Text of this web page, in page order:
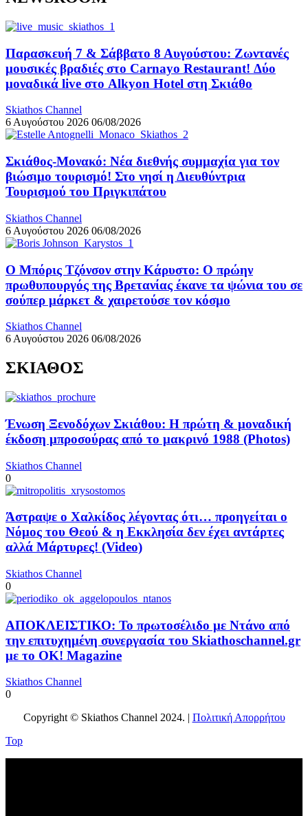
Παρασκευή 7 & Σάββατο 8 Αυγούστου: Ζωντανές
μουσικές βραδιές στο Carnayo Restaurant! Δύο
μοναδικά live στο Alkyon Hotel στη Σκιάθο
Skiathos Channel
6 Αυγούστου 2026 06/08/2026
Σκιάθος-Μονακό: Νέα διεθνής συμμαχία για τον
βιώσιμο τουρισμό! Στο νησί η Διευθύντρια
Τουρισμού του Πριγκιπάτου
Skiathos Channel
6 Αυγούστου 2026 06/08/2026
Ο Μπόρις Τζόνσον στην Κάρυστο: Ο πρώην
πρωθυπουργός της Βρετανίας έκανε τα ψώνια του σε
σούπερ μάρκετ & χαιρετούσε τον κόσμο
Skiathos Channel
6 Αυγούστου 2026 06/08/2026
ΣΚΙΑΘΟΣ
Ένωση Ξενοδόχων Σκιάθου: Η πρώτη & μοναδική
έκδοση μπροσούρας από το μακρινό 1988 (Photos)
Skiathos Channel
0
Άστραψε ο Χαλκίδος λέγοντας ότι… προηγείται ο
Νόμος του Θεού & η Εκκλησία δεν έχει αντάρτες
αλλά Μάρτυρες! (Video)
Skiathos Channel
0
ΑΠΟΚΛΕΙΣΤΙΚΟ: Το πρωτοσέλιδο με Ντάνο από
την επιτυχημένη συνεργασία του Skiathoschannel.gr
με το OK! Magazine
Skiathos Channel
0
Copyright © Skiathos Channel 2024. | Πολιτική Απορρήτου
Top